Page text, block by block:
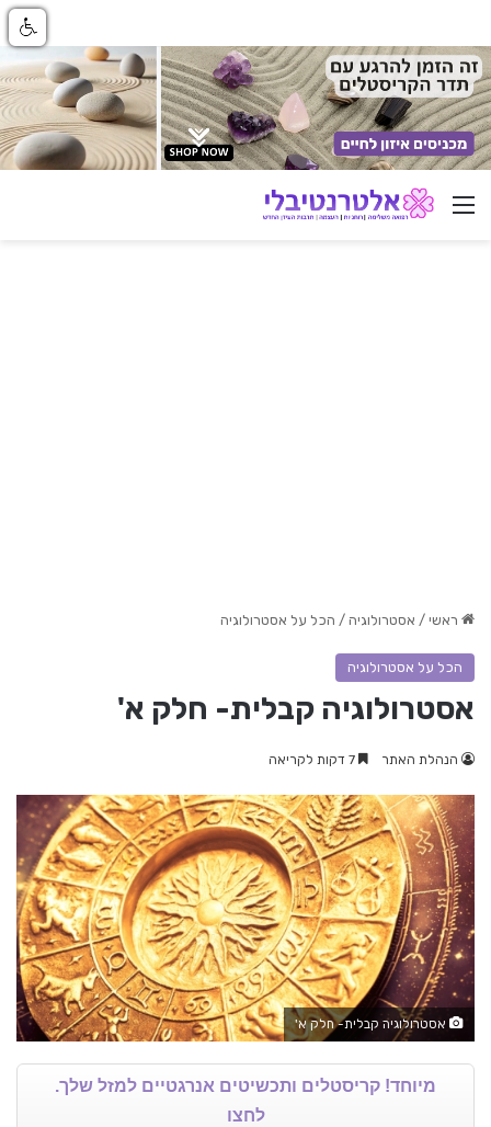
ניווט באתר
ראשי / אסטרולוגיה / הכל על אסטרולוגיה
הכל על אסטרולוגיה
אסטרולוגיה קבלית- חלק א'
הנהלת האתר
אסטרולוגיה קבלית- חלק א'
מיוחד! קריסטלים ותכשיטים אנרגטיים למזל שלך.
לחצו